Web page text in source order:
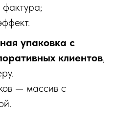
упаковка с
клиентов,
— массив с